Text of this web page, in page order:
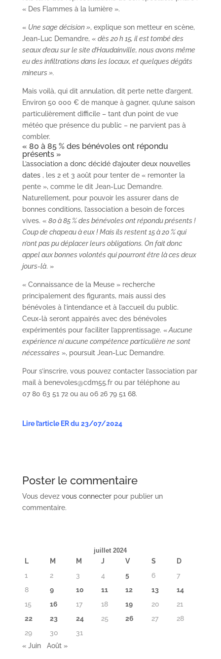
« Des Flammes à la lumière ».
« Une sage décision », explique son metteur en scène,
Jean-Luc Demandre, « dès 20 h 15, il est tombé des
seaux d’eau sur le site d’Haudainville, nous avons même
eu des infiltrations dans les locaux, et quelques dégâts
mineurs ».
Mais voilà, qui dit annulation, dit perte nette d’argent.
Environ 50 000 € de manque à gagner, qu’une saison
particulièrement difficile – tant d’un point de vue
météo que présence du public – ne parvient pas à
combler.
« 80 à 85 % des bénévoles ont répondu
présents »
L’association a donc décidé d’ajouter deux nouvelles
dates, les 2 et 3 août pour tenter de « remonter la
pente », comme le dit Jean-Luc Demandre.
Naturellement, pour pouvoir les assurer dans de
bonnes conditions, l’association a besoin de forces
vives. « 80 à 85 % des bénévoles ont répondu présents !
Coup de chapeau à eux ! Mais ils restent 15 à 20 % qui
n’ont pas pu déplacer leurs obligations. On fait donc
appel aux bonnes volontés qui pourront être là ces deux
jours-là. »
« Connaissance de la Meuse » recherche
principalement des figurants, mais aussi des
bénévoles à l’intendance et à l’accueil du public.
Ceux-là seront appairés avec des bénévoles
expérimentés pour faciliter l’apprentissage. «Aucune
expérience ni aucune compétence particulière ne sont
nécessaires », poursuit Jean-Luc Demandre.
Pour s’inscrire, vous pouvez contacter l’association par
mail à benevoles@cdm55.fr ou par téléphone au
07 80 63 51 72 ou au 06 26 79 51 68.
Lire l’article ER du 23/07/2024
Poster le commentaire
Vous devez vous connecterpour publier un
commentaire.
juillet 2024
L M M J V S
D
1
2 3 4 5 6
7
8
9 10 11 12 13
14
15
16 17 18 19 20
21
22
23 24 25 26 27
28
29
30
31
« Juin
Août »